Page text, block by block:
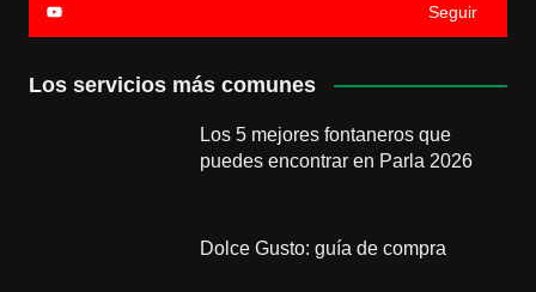
Seguir
Los servicios más comunes
Los 5 mejores fontaneros que
puedes encontrar en Parla 2026
Dolce Gusto: guía de compra